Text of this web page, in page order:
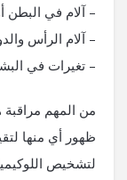
– آلام في البطن
– آلام الرأس
– تغيرات في
من المهم
ظهور أي منها
لتشخيص